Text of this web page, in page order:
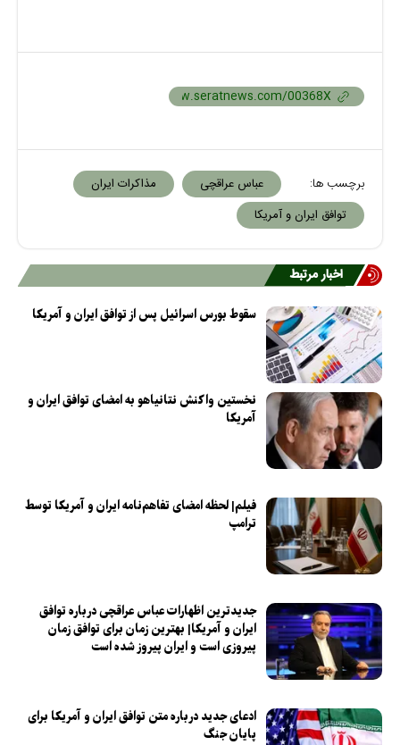
برچسب ها: عباس عراقچی
مذاکرات ایران
توافق ایران و آمریکا
اخبار مرتبط
سقوط بورس اسرائیل پس از توافق ایران و آمریکا
نخستین واکنش نتانیاهو به امضای توافق ایران و
آمریکا
فیلم| لحظه امضای تفاهم‌نامه ایران و آمریکا توسط
ترامپ
جدیدترین اظهارات عباس عراقچی درباره توافق
ایران و آمریکا| بهترین زمان برای توافق زمان
پیروزی است و ایران پیروز شده است
ادعای جدید درباره متن توافق ایران و آمریکا برای
پایان جنگ